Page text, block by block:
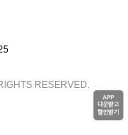
RESERVED.